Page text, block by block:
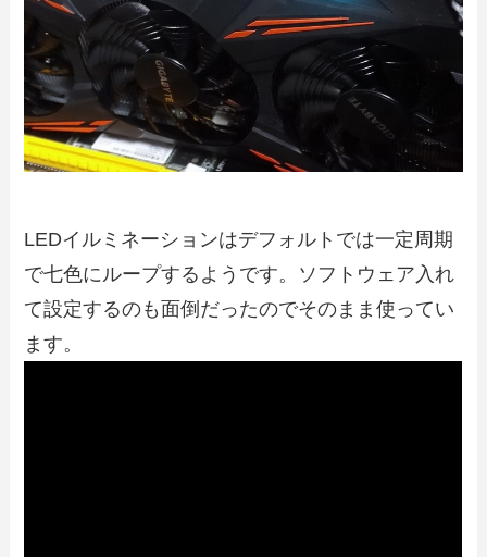
LEDイルミネーションはデフォルトでは一定周期
で七色にループするようです。ソフトウェア入れ
て設定するのも面倒だったのでそのまま使ってい
ます。